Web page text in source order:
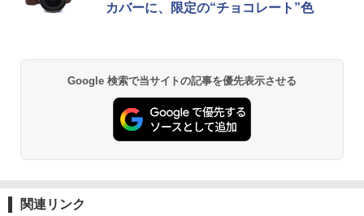
カバーに、限定の“チョコレート”色
Google 検索で当サイトの記事を優先表示させる
関連リンク